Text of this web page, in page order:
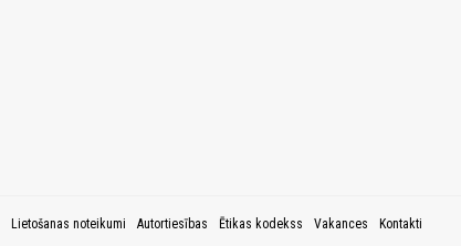
Lietošanas noteikumi Autortiesības Ētikas kodekss Vakances Kontakti